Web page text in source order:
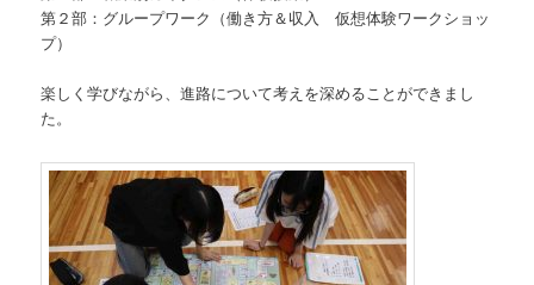
第２部：グループワーク（働き方＆収入 仮想体験ワークショッ
プ）
楽しく学びながら、進路について考えを深めることができまし
た。